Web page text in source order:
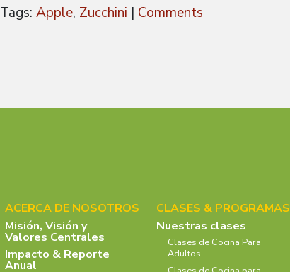
Tags: Apple, Zucchini | Comments
ACERCA DE NOSOTROS
Misión, Visión y
Valores Centrales
Impacto & Reporte
Anual
CLASES & PROGRAMAS
Nuestras clases
Clases de Cocina Para
Adultos